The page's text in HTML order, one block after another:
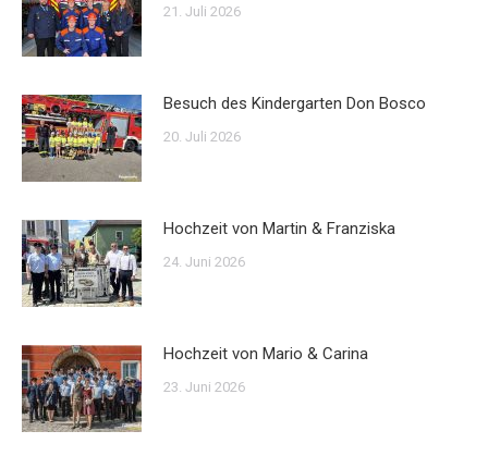
21. Juli 2026
Besuch des Kindergarten Don Bosco
20. Juli 2026
Hochzeit von Martin & Franziska
24. Juni 2026
Hochzeit von Mario & Carina
23. Juni 2026